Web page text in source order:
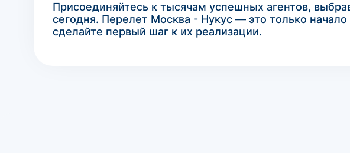
Присоединяйтесь к тысячам успешных агентов,
сегодня. Перелет Москва - Нукус — это только
сделайте первый шаг к их реализации.